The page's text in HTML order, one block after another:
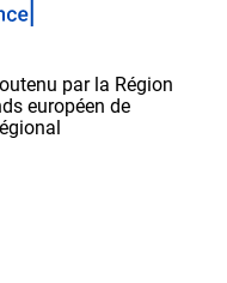
par la Région
européen de